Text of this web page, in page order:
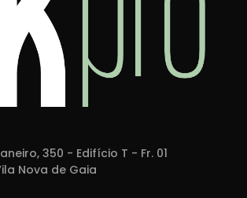
350 - Edifício T - Fr. 01
Nova de Gaia